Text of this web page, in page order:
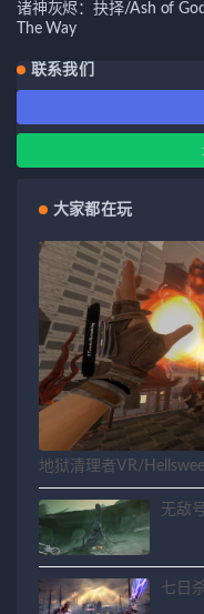
诸神灰烬：抉择/Ash of
The Way
联系我们
大家都在玩
地狱清理者VR/
无敌
七日